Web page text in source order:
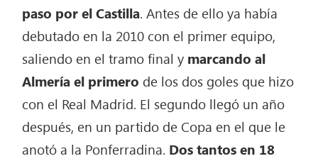
paso por el Castilla. Antes de ello ya había
debutado en la 2010 con el primer equipo,
saliendo en el tramo final y marcando al
Almería el primero de los dos goles que hizo
con el Real Madrid. El segundo llegó un año
después, en un partido de Copa en el que le
anotó a la Ponferradina. Dos tantos en 18